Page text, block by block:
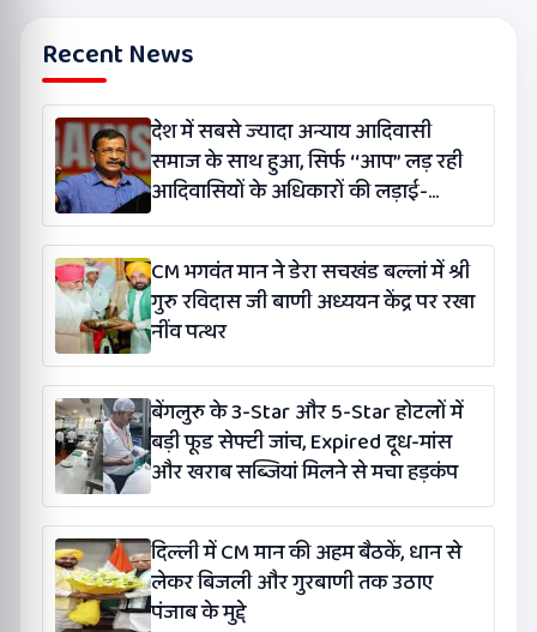
Recent News
देश में सबसे ज्यादा अन्याय आदिवासी
समाज के साथ हुआ, सिर्फ ‘‘आप’’ लड़ रही
आदिवासियों के अधिकारों की लड़ाई-
केजरीवाल
CM भगवंत मान ने डेरा सचखंड बल्लां में श्री
गुरु रविदास जी बाणी अध्ययन केंद्र पर रखा
नींव पत्थर
बेंगलुरु के 3-Star और 5-Star होटलों में
बड़ी फूड सेफ्टी जांच, Expired दूध-मांस
और खराब सब्जियां मिलने से मचा हड़कंप
दिल्ली में CM मान की अहम बैठकें, धान से
लेकर बिजली और गुरबाणी तक उठाए
पंजाब के मुद्दे